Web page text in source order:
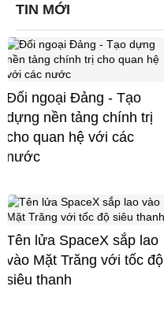
TIN MỚI
Đối ngoại Đảng - Tạo
dựng nền tảng chính trị
cho quan hệ với các
nước
Tên lửa SpaceX sắp lao
vào Mặt Trăng với tốc độ
siêu thanh